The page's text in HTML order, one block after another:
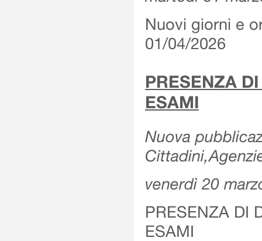
Nuovi giorni e
01/04/2026
PRESENZA
ESAMI
Nuova
venerdì 20
PRESENZA DI
ESAMI